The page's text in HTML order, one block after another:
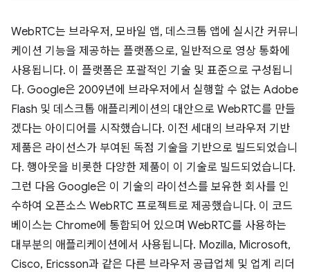
WebRTC는 브라우저, 모바일 앱, 데스크톱 앱에 실시간 커뮤니
케이션 기능을 제공하는 플랫폼으로, 일반적으로 영상 통화에
사용됩니다. 이 플랫폼은 포괄적인 기술 및 표준으로 구성됩니
다. Google은 2009년에 브라우저에서 실행할 수 없는 Adobe
Flash 및 데스크톱 애플리케이션의 대안으로 WebRTC를 만들
겠다는 아이디어를 시작했습니다. 이전 세대의 브라우저 기반
제품은 라이선스가 부여된 독점 기술을 기반으로 빌드되었습니
다. 행아웃을 비롯한 다양한 제품이 이 기술로 빌드되었습니다.
그런 다음 Google은 이 기술의 라이선스를 보유한 회사를 인
수하여 오픈소스 WebRTC 프로젝트로 제공했습니다. 이 코드
베이스는 Chrome에 통합되어 있으며 WebRTC를 사용하는
대부분의 애플리케이션에서 사용됩니다. Mozilla, Microsoft,
Cisco, Ericsson과 같은 다른 브라우저 공급업체 및 업계 리더